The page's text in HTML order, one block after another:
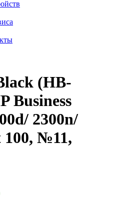
(HB-
Business
2300n/
100, №11,